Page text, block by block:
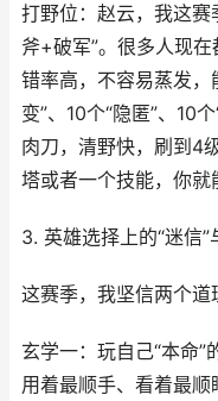
打野位：赵云，我这
斧+破军”。很多人现
错率高，不容易蒸发，
变”、10个“隐匿”、10
肉刀，清野快，刷到4
塔或者一个技能，你就
3. 英雄选择上的“迷信”
这赛季，我坚信两个道
玄学一：玩自己“本命
用着最顺手、看着最